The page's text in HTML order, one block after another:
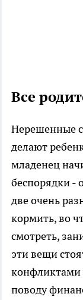
Все
Нерешенные
делают
младенец
беспорядки -
две очень
кормить, во
смотреть,
эти вещи
конфликтами
поводу